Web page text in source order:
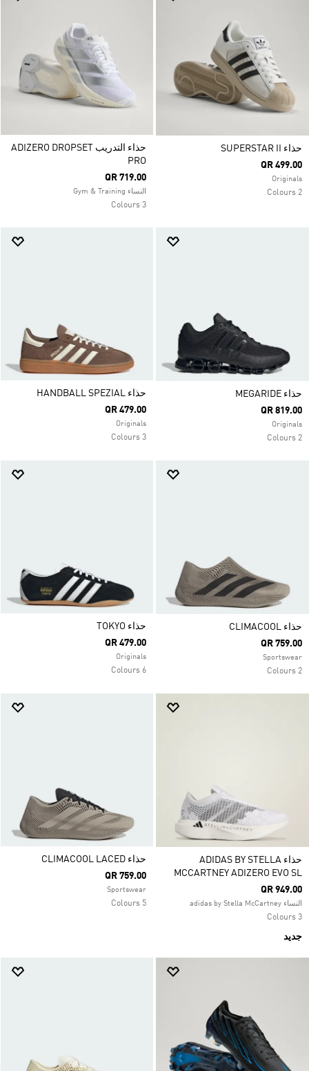
حذاء SUPERSTAR II
QR 499.00
Originals
2 Colours
حذاء التدريب ADIZERO DROPSET
PRO
QR 719.00
النساء Gym & Training
3 Colours
حذاء MEGARIDE
QR 819.00
Originals
2 Colours
حذاء HANDBALL SPEZIAL
QR 479.00
Originals
3 Colours
حذاء CLIMACOOL
QR 759.00
Sportswear
2 Colours
حذاء TOKYO
QR 479.00
Originals
6 Colours
حذاء ADIDAS BY STELLA
MCCARTNEY ADIZERO EVO SL
QR 949.00
النساء adidas by Stella McCartney
3 Colours
جديد
حذاء CLIMACOOL LACED
QR 759.00
Sportswear
5 Colours